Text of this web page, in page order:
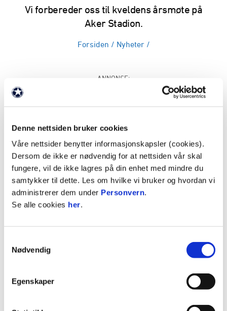
Denne nettsiden bruker cookies
Våre nettsider benytter informasjonskapsler (cookies).
Dersom de ikke er nødvendig for at nettsiden vår skal
fungere, vil de ikke lagres på din enhet med mindre du
samtykker til dette. Les om hvilke vi bruker og hvordan vi
administrerer dem under Personvern.
Se alle cookies her.
Nødvendig
Egenskaper
Vi forbereder oss til kveldens årsmøte på
Aker Stadion.
Forsiden / Nyheter /
ANNONSE:
Årsmøtet avholdes fysisk. Styret har lagt til rette
for at årsmøtet streames. Link til møtet finner du
her.
Vel møtt!